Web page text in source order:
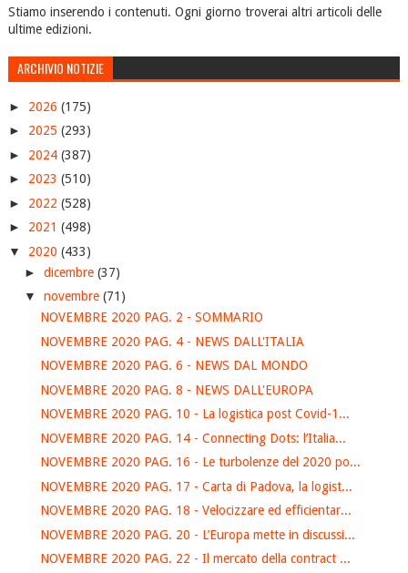
Stiamo inserendo i contenuti. Ogni giorno troverai altri articoli delle
ultime edizioni.
ARCHIVIO NOTIZIE
► 2026 (175)
► 2025 (293)
► 2024 (387)
► 2023 (510)
► 2022 (528)
► 2021 (498)
▼ 2020 (433)
► dicembre (37)
▼ novembre (71)
NOVEMBRE 2020 PAG. 2 - SOMMARIO
NOVEMBRE 2020 PAG. 4 - NEWS DALL'ITALIA
NOVEMBRE 2020 PAG. 6 - NEWS DAL MONDO
NOVEMBRE 2020 PAG. 8 - NEWS DALL'EUROPA
NOVEMBRE 2020 PAG. 10 - La logistica post Covid-1...
NOVEMBRE 2020 PAG. 14 - Connecting Dots: l’Italia...
NOVEMBRE 2020 PAG. 16 - Le turbolenze del 2020 po...
NOVEMBRE 2020 PAG. 17 - Carta di Padova, la logist...
NOVEMBRE 2020 PAG. 18 - Velocizzare ed efficientar...
NOVEMBRE 2020 PAG. 20 - L’Europa mette in discussi...
NOVEMBRE 2020 PAG. 22 - Il mercato della contract ...